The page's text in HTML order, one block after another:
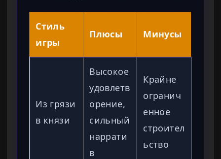
Стиль
игры
Плюсы Минусы
Из грязи
в князи
Высокое
удовлетв
орение,
сильный
наррати
в
Крайне
огранич
енное
строител
ьство